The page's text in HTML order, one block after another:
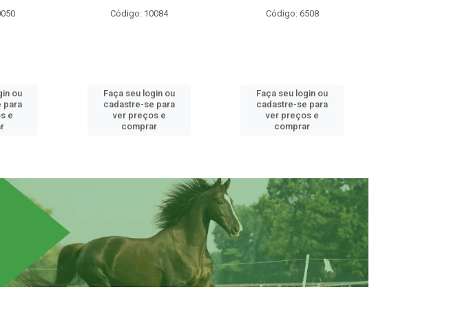
ou
para
e
Código: 10084
Faça seu login ou
cadastre-se para
ver preços e
comprar
Código: 6508
Faça seu login ou
cadastre-se para
ver preços e
comprar